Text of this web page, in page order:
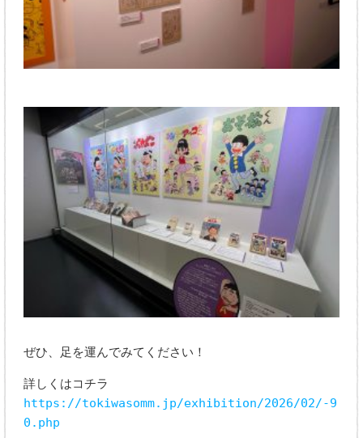
ぜひ、足を運んでみてください！
詳しくはコチラ
https://tokiwasomm.jp/exhibition/2026/02/-9
0.php